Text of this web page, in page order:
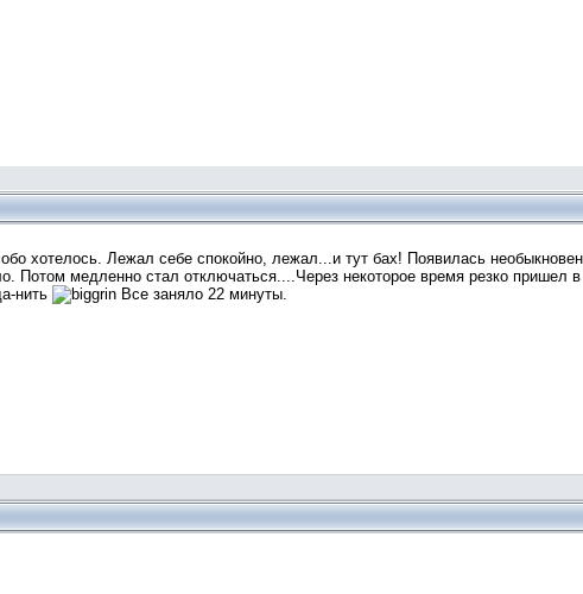
хотелось. Лежал себе спокойно, лежал...и тут бах! Появилась
Потом медленно стал отключаться....Через некоторое время резко пришел
нить
Все заняло 22 минуты.